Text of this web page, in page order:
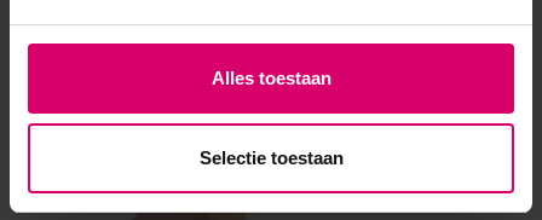
Alles toestaan
Selectie toestaan